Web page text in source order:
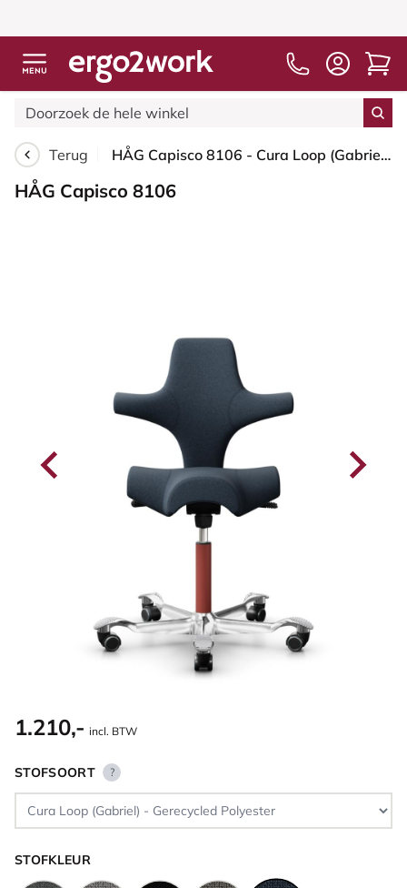
Terug HÅG Capisco 8106 - Cura Loop (Gabriel) - Gerecycled Polyester - CLP66165 Blue - Blush Rose - 150mm - Harde wielen t.b.v. zachte vloeren
HÅG Capisco 8106
1.210,- incl. BTW
STOFSOORT ?
STOFKLEUR